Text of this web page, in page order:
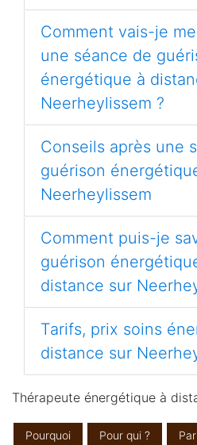
Comment vais-je
une séance de
énergétique à
Neerheylissem ?
Conseils après une
guérison
Neerheylissem
Comment puis-je
guérison
distance sur
Tarifs, prix soins
distance sur
Thérapeute énergétique à
Pourquoi Pour qui ?